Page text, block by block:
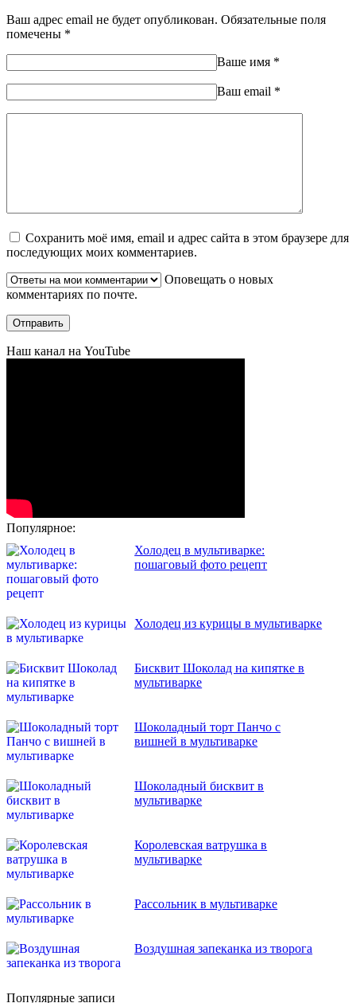
Ваш адрес email не будет опубликован. Обязательные поля
помечены *
Ваше имя *
Ваш еmail *
Сохранить моё имя, email и адрес сайта в этом браузере для
последующих моих комментариев.
Оповещать о новых
комментариях по почте.
Наш канал на YouTube
Популярное:
Холодец в мультиварке:
пошаговый фото рецепт
Холодец из курицы в мультиварке
Бисквит Шоколад на кипятке в
мультиварке
Шоколадный торт Панчо с
вишней в мультиварке
Шоколадный бисквит в
мультиварке
Королевская ватрушка в
мультиварке
Рассольник в мультиварке
Воздушная запеканка из творога
Популярные записи